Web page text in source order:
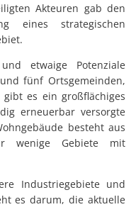
Akteuren gab den
eines strategischen
etwaige Potenziale
fünf Ortsgemeinden,
es ein großflächiges
erneuerbar versorgte
besteht aus
wenige Gebiete mit
Industriegebiete und
es darum, die aktuelle